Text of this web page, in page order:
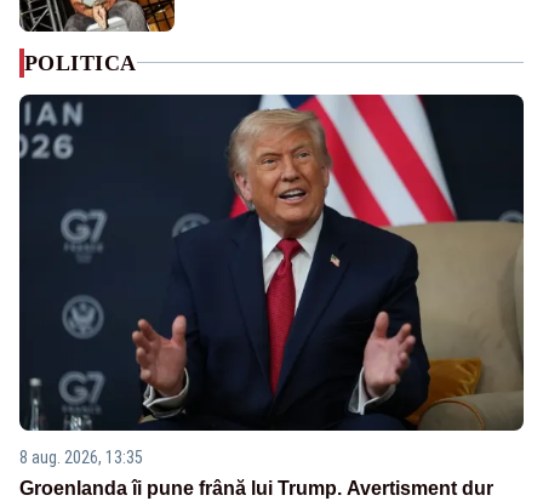
POLITICA
8 aug. 2026, 13:35
Groenlanda îi pune frână lui Trump. Avertisment dur